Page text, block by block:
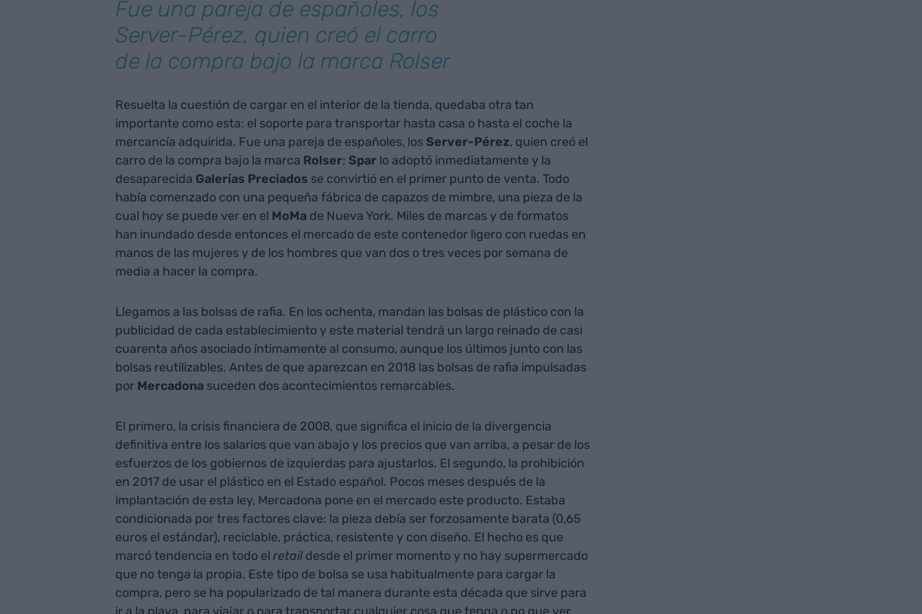
Fue una pareja de españoles, los
Server-Pérez, quien creó el carro
de la compra bajo la marca Rolser
Resuelta la cuestión de cargar en el interior de la tienda, quedaba otra tan
importante como esta: el soporte para transportar hasta casa o hasta el coche la
mercancía adquirida. Fue una pareja de españoles, los Server-Pérez, quien creó el
carro de la compra bajo la marca Rolser; Sparlo adoptó inmediatamente y la
desaparecida Galerías Preciados se convirtió en el primer punto de venta. Todo
había comenzado con una pequeña fábrica de capazos de mimbre, una pieza de la
cual hoy se puede ver en el MoMade Nueva York. Miles de marcas y de formatos
han inundado desde entonces el mercado de este contenedor ligero con ruedas en
manos de las mujeres y de los hombres que van dos o tres veces por semana de
media a hacer la compra.
Llegamos a las bolsas de rafia. En los ochenta, mandan las bolsas de plástico con la
publicidad de cada establecimiento y este material tendrá un largo reinado de casi
cuarenta años asociado íntimamente al consumo, aunque los últimos junto con las
bolsas reutilizables. Antes de que aparezcan en 2018 las bolsas de rafia impulsadas
por Mercadonasuceden dos acontecimientos remarcables.
El primero, la crisis financiera de 2008, que significa el inicio de la divergencia
definitiva entre los salarios que van abajo y los precios que van arriba, a pesar de los
esfuerzos de los gobiernos de izquierdas para ajustarlos. El segundo, la prohibición
en 2017 de usar el plástico en el Estado español. Pocos meses después de la
implantación de esta ley, Mercadona pone en el mercado este producto. Estaba
condicionada por tres factores clave: la pieza debía ser forzosamente barata (0,65
euros el estándar), reciclable, práctica, resistente y con diseño. El hecho es que
marcó tendencia en todo el retaildesde el primer momento y no hay supermercado
que no tenga la propia. Este tipo de bolsa se usa habitualmente para cargar la
compra, pero se ha popularizado de tal manera durante esta década que sirve para